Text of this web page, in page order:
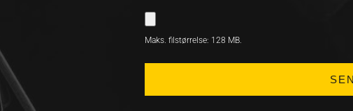
Maks. filstørrelse: 128 MB.